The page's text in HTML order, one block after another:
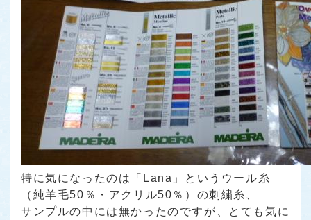
特に気になったのは「Lana」というウール糸
（純羊毛50％・アクリル50％）の刺繍糸、
サンプルの中には無かったのですが、とても気に